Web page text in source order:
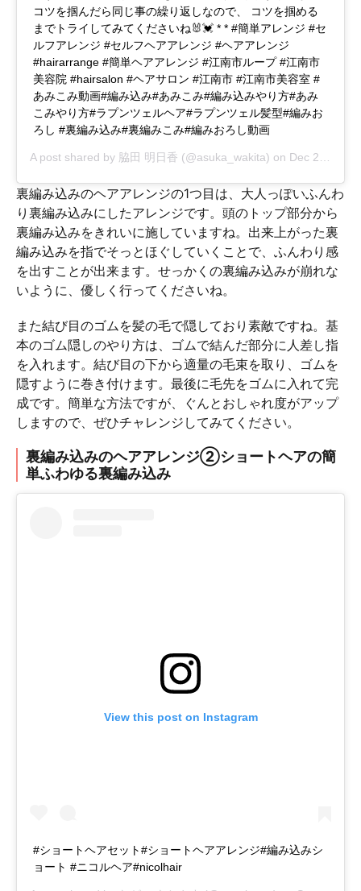
コツを掴んだら同じ事の繰り返しなので、 コツを掴める
までトライしてみてくださいね🐰💓 * * #簡単アレンジ #セ
ルフアレンジ #セルフヘアアレンジ #ヘアアレンジ
#hairarrange #簡単ヘアアレンジ #江南市ループ #江南市
美容院 #hairsalon #ヘアサロン #江南市 #江南市美容室 #
あみこみ動画#編み込み#あみこみ#編み込みやり方#あみ
こみやり方#ラプンツェルヘア#ラプンツェル髪型#編みお
ろし #裏編み込み#裏編みこみ#編みおろし動画
A post shared by 脇田 明日香 (@asuka_wakita) on Dec 24, 2018 at 3:20am PST
裏編み込みのヘアアレンジの1つ目は、大人っぽいふんわ
り裏編み込みにしたアレンジです。頭のトップ部分から
裏編み込みをきれいに施していますね。出来上がった裏
編み込みを指でそっとほぐしていくことで、ふんわり感
を出すことが出来ます。せっかくの裏編み込みが崩れな
いように、優しく行ってくださいね。
また結び目のゴムを髪の毛で隠しており素敵ですね。基
本のゴム隠しのやり方は、ゴムで結んだ部分に人差し指
を入れます。結び目の下から適量の毛束を取り、ゴムを
隠すように巻き付けます。最後に毛先をゴムに入れて完
成です。簡単な方法ですが、ぐんとおしゃれ度がアップ
しますので、ぜひチャレンジしてみてください。
裏編み込みのヘアアレンジ②ショートヘアの簡
単ふわゆる裏編み込み
View this post on Instagram
#ショートヘアセット#ショートヘアアレンジ#編み込みシ
ョート #ニコルヘア#nicolhair